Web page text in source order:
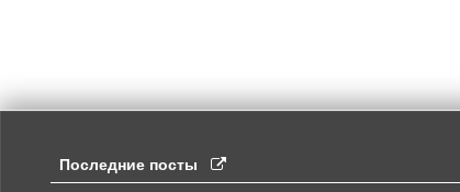
Последние посты